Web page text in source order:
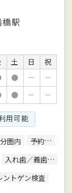
駅
土 日
祝
● －
－
● － －
用可能
圏内 予約可
入れ歯／義歯治療
ントゲン検査